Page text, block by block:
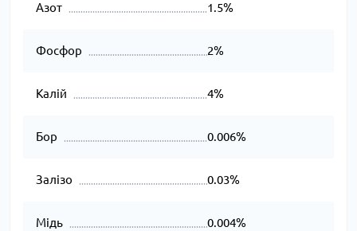
Азот 1.5%
Фосфор 2%
Калій 4%
Бор 0.006%
Залізо 0.03%
Мідь 0.004%